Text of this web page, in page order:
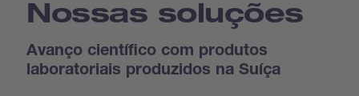
Nossas soluções
Avanço científico com produtos
laboratoriais produzidos na Suíça